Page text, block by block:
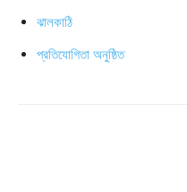
ঝালকাঠি
প্রতিযোগিতা অনুষ্ঠিত